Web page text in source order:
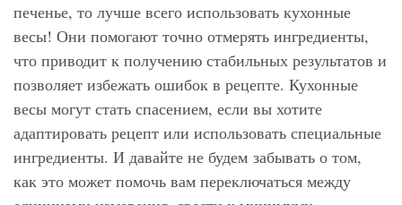
печенье, то лучше всего использовать кухонные
весы! Они помогают точно отмерять ингредиенты,
что приводит к получению стабильных результатов и
позволяет избежать ошибок в рецепте. Кухонные
весы могут стать спасением, если вы хотите
адаптировать рецепт или использовать специальные
ингредиенты. И давайте не будем забывать о том,
как это может помочь вам переключаться между